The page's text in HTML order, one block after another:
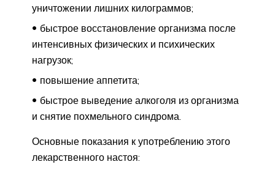
уничтожении лишних килограммов;
быстрое восстановление организма после
интенсивных физических и психических
нагрузок;
повышение аппетита;
быстрое выведение алкоголя из организма
и снятие похмельного синдрома.
Основные показания к употреблению этого
лекарственного настоя: